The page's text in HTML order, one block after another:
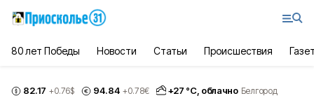
80 лет Победы Новости Статьи Происшествия
82.17 +0.76$ 94.84 +0.78€ +27 °С, облачно Белгород